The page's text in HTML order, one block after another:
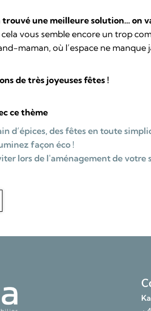
une meilleure solution... on
vous semble encore un trop
maman, où l’espace ne manque
de très joyeuses fêtes !
ce thème
d’épices, des fêtes en toute
façon éco !
lors de l'aménagement de votre